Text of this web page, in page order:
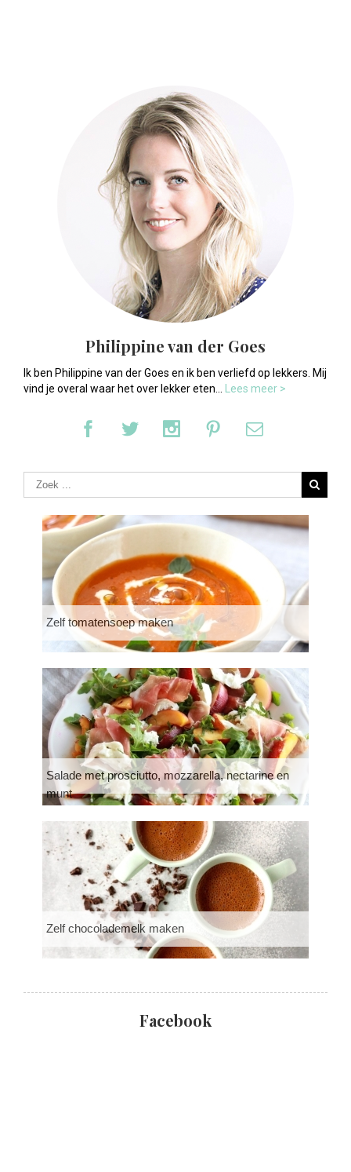
Philippine van der Goes
Ik ben Philippine van der Goes en ik ben verliefd op lekkers. Mij
vind je overal waar het over lekker eten... Lees meer >
Zelf tomatensoep maken
Salade met prosciutto, mozzarella, nectarine en
munt
Zelf chocolademelk maken
Facebook